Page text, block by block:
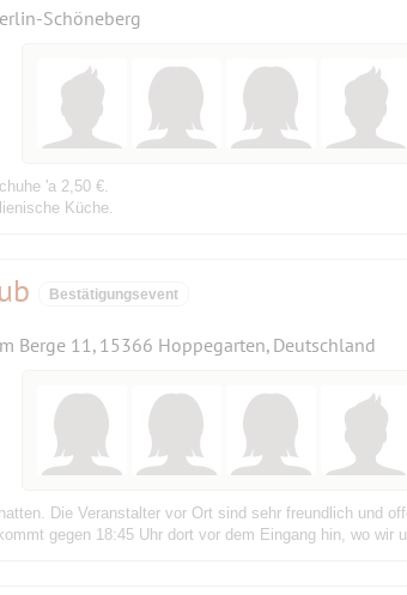
Schöneberg
'a 2,50 €.
Küche.
Bestätigungsevent
Berge 11, 15366 Hoppegarten, Deutschland
Die Veranstalter vor Ort sind sehr freundlich und
gegen 18:45 Uhr dort vor dem Eingang hin, wo wir